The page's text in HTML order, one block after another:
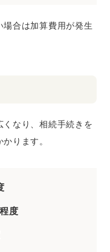
合は加算費用が発生
なり、相続手続きを
ります。
度